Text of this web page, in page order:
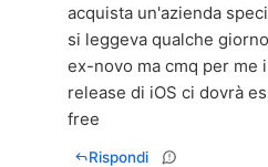
acquista un'azienda
si leggeva qualche
ex-novo ma cmq per me
release di iOS ci dovrà
free
Rispondi